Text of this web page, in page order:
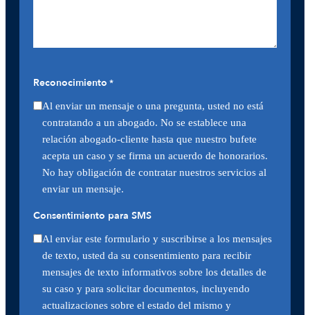
Reconocimiento *
Al enviar un mensaje o una pregunta, usted no está
contratando a un abogado. No se establece una
relación abogado-cliente hasta que nuestro bufete
acepta un caso y se firma un acuerdo de honorarios.
No hay obligación de contratar nuestros servicios al
enviar un mensaje.
Consentimiento para SMS
Al enviar este formulario y suscribirse a los mensajes
de texto, usted da su consentimiento para recibir
mensajes de texto informativos sobre los detalles de
su caso y para solicitar documentos, incluyendo
actualizaciones sobre el estado del mismo y